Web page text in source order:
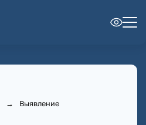
→
Выявление